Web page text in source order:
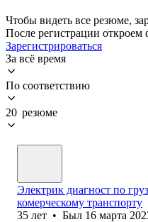
Чтобы видеть все резюме,
После регистрации откроем
Зарегистрироваться
За всё время
По соответствию
20 резюме
Электрик диагност по
комерческому транспорту
35 лет • Был 16 марта